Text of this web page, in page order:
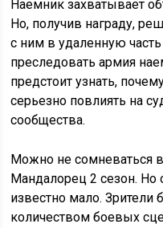
Наемник захватывает
Но, получив награду,
с ним в удаленную часть
преследовать армия
предстоит узнать,
серьезно повлиять на
сообщества.
Можно не сомневаться
Мандалорец 2 сезон. Но
известно мало.
количеством боевых